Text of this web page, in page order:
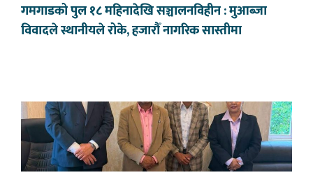
गमगाडको पुल १८ महिनादेखि सञ्चालनविहीन : मुआब्जा
विवादले स्थानीयले रोके, हजारौँ नागरिक सास्तीमा